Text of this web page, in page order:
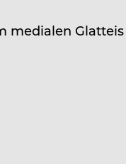
medialen